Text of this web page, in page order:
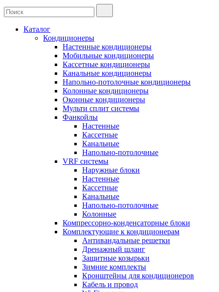
Каталог
Кондиционеры
Настенные кондиционеры
Мобильные кондиционеры
Кассетные кондиционеры
Канальные кондиционеры
Напольно-потолочные кондиционеры
Колонные кондиционеры
Оконные кондиционеры
Мульти сплит системы
Фанкойлы
Настенные
Кассетные
Канальные
Напольно-потолочные
VRF системы
Наружные блоки
Настенные
Кассетные
Канальные
Напольно-потолочные
Колонные
Компрессорно-конденсаторные блоки
Комплектующие к кондиционерам
Антивандальные решетки
Дренажный шланг
Защитные козырьки
Зимние комплекты
Кронштейны для кондиционеров
Кабель и провод